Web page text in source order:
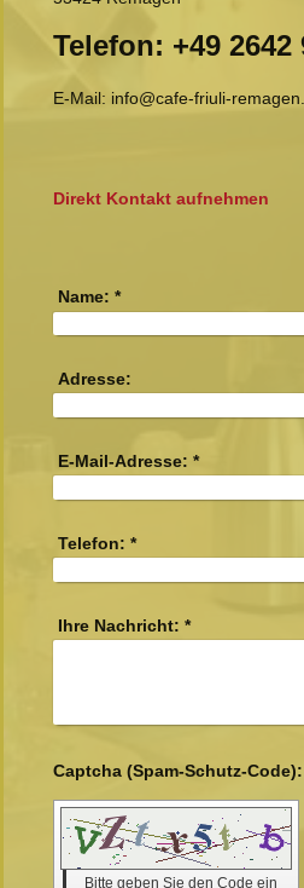
Telefon: +49 2642
E-Mail: info@cafe-friuli-
Direkt Kontakt aufnehmen
Name: *
Adresse:
E-Mail-Adresse: *
Telefon: *
Ihre Nachricht: *
Bitte geben Sie den Code ein